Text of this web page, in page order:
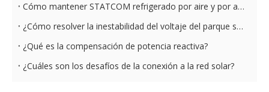
Cómo mantener STATCOM refrigerado por aire y por agua diariamente
¿Cómo resolver la inestabilidad del voltaje del parque solar?
¿Qué es la compensación de potencia reactiva?
¿Cuáles son los desafíos de la conexión a la red solar?